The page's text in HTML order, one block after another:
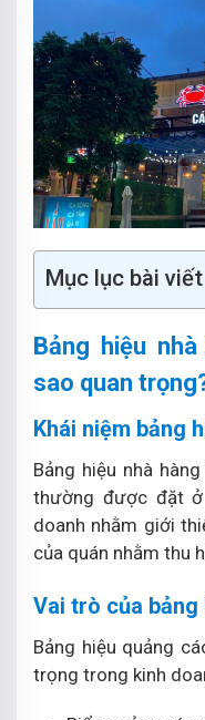
Mục lục bài viết
Bảng hiệu
sao quan
Khái niệm bảng
Bảng hiệu nhà
thường được đặt
doanh nhằm giới
của quán nhằm thu
Vai trò của bảng
Bảng hiệu quảng
trọng trong kinh